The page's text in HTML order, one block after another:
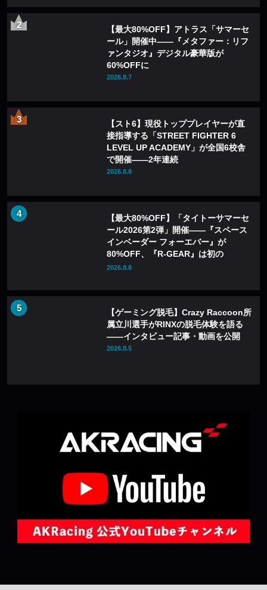
【最大80%OFF】アトラス「サマーセ
ール」開催中——『メタファー：リフ
ァンタジオ』デジタル豪華版が
60%OFFに
2026.8.7
【スト6】現役トッププレイヤーが直
接指導する「STREET FIGHTER 6
LEVEL UP ACADEMY」が全国6校舎
で開催——2年連続
2026.8.8
【最大80%OFF】「タイトーサマーセ
ール2026第2弾」開催——『スペース
インベーダー フォーエバー』が
80%OFF、『R-GEAR』は初の
77%OFFに
2026.8.8
【ゲーミング脱毛】Crazy Raccoon所
属立川選手がRINXの脱毛体験を語る
——インタビュー記事・動画を公開
2026.8.5